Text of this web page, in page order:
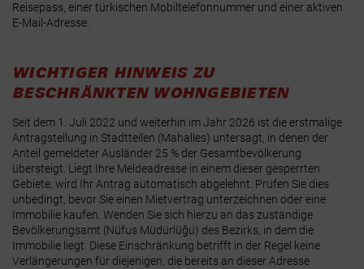
Reisepass, einer türkischen Mobiltelefonnummer und einer aktiven
E-Mail-Adresse.
WICHTIGER HINWEIS ZU
BESCHRÄNKTEN WOHNGEBIETEN
Seit dem 1. Juli 2022 und weiterhin im Jahr 2026 ist die erstmalige
Antragstellung in Stadtteilen (Mahalles) untersagt, in denen der
Anteil gemeldeter Ausländer 25 % der Gesamtbevölkerung
übersteigt. Liegt Ihre Meldeadresse in einem dieser gesperrten
Gebiete, wird Ihr Antrag automatisch abgelehnt. Prüfen Sie dies
unbedingt, bevor Sie einen Mietvertrag unterzeichnen oder eine
Immobilie kaufen. Wenden Sie sich hierzu an das zuständige
Bevölkerungsamt (Nüfus Müdürlüğü) des Bezirks, in dem die
Immobilie liegt. Diese Einschränkung betrifft in der Regel keine
Verlängerungen für diejenigen, die bereits an dieser Adresse